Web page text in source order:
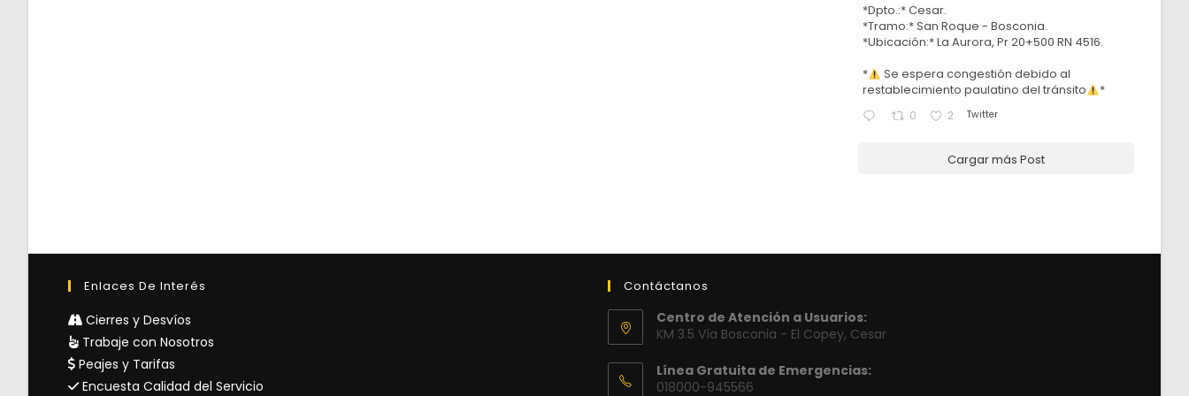
*Dpto.:* Cesar.
*Tramo:* San Roque - Bosconia.
*Ubicación:* La Aurora, Pr 20+500 RN 4516.
*
Se espera congestión debido al
restablecimiento paulatino del tránsito
*
0 2 Twitter
Cargar más Post
Enlaces De Interés
Cierres y Desvíos
Trabaje con Nosotros
Peajes y Tarifas
Encuesta Calidad del Servicio
Contáctanos
Centro de Atención a Usuarios:
KM 3.5 Vía Bosconia - El Copey, Cesar
Línea Gratuita de Emergencias:
018000-945566